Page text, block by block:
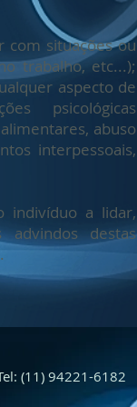
com situações ou
trabalho, etc...);
aspecto de
psicológicas
abuso
interpessoais,
indivíduo a lidar,
destas
(11) 94221-6182